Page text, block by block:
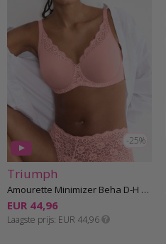
-25%
Triumph
Amourette Minimizer Beha D-H cup
EUR 44,96
Laagste prijs EUR 44,96